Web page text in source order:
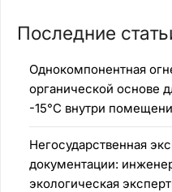
Последние
Однокомпонентная
органической основе
-15°C внутри
Негосударственная
документации:
экологическая